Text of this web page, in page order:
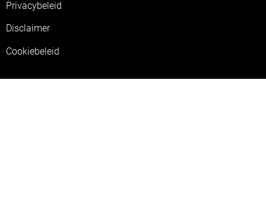
Privacybeleid
Disclaimer
Cookiebeleid